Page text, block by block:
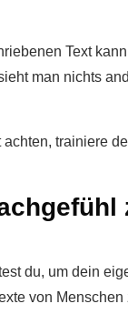
Text
man nichts
trainiere
du, um dein
von